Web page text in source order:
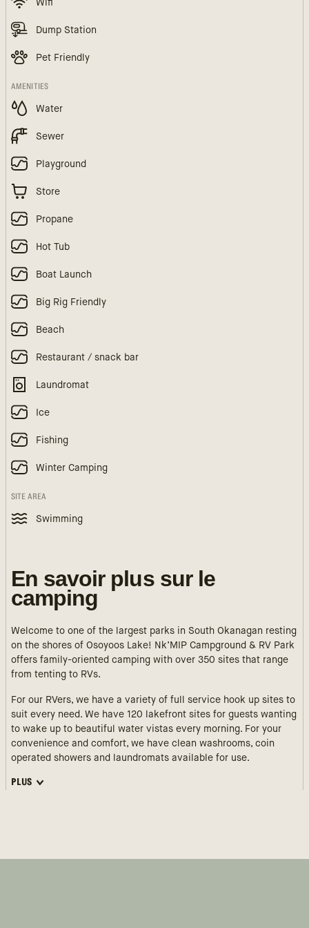
Wifi
Dump Station
Pet Friendly
AMENITIES
Water
Sewer
Playground
Store
Propane
Hot Tub
Boat Launch
Big Rig Friendly
Beach
Restaurant / snack bar
Laundromat
Ice
Fishing
Winter Camping
SITE AREA
Swimming
En savoir plus sur le
camping
Welcome to one of the largest parks in South Okanagan resting
on the shores of Osoyoos Lake! Nk’MIP Campground & RV Park
offers family-oriented camping with over 350 sites that range
from tenting to RVs.
For our RVers, we have a variety of full service hook up sites to
suit every need. We have 120 lakefront sites for guests wanting
to wake up to beautiful water vistas every morning. For your
convenience and comfort, we have clean washrooms, coin
operated showers and laundromats available for use.
PLUS